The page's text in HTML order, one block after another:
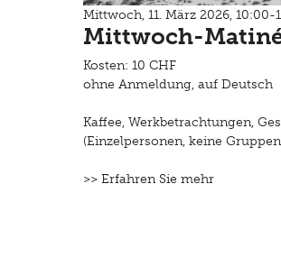
Mittwoch, 11. März 2026, 10:00-
Mittwoch-
Kosten: 10 CHF
ohne Anmeldung, auf Deutsch
Kaffee, Werkbetrachtungen,
(Einzelpersonen, keine
>> Erfahren Sie mehr